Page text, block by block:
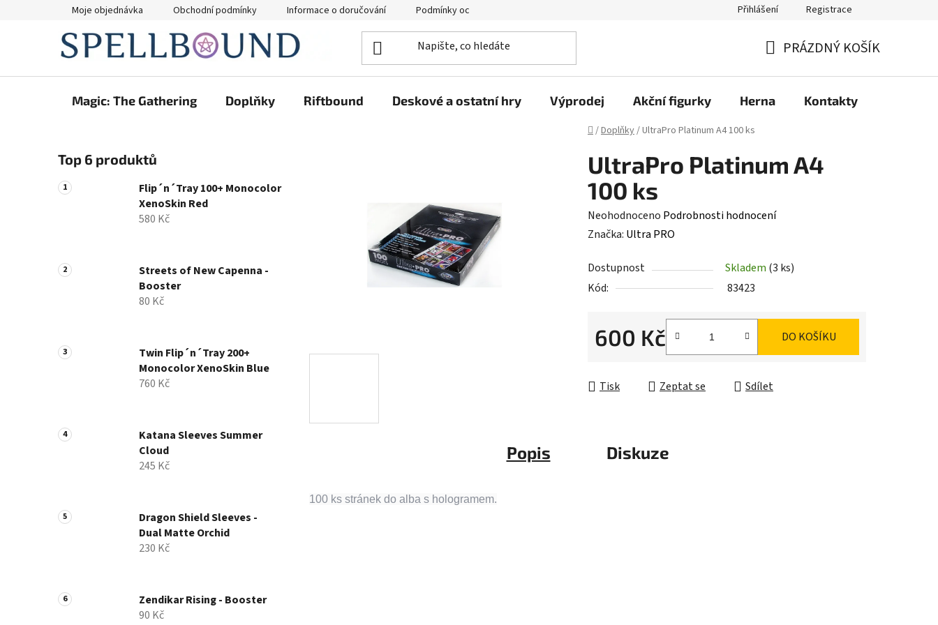
Moje objednávka Obchodní podmínky Informace o doručování Podmínky ochrany osobních údajů Přihlášení Registrace
KOŠÍK
PRÁZDNÝ KOŠÍK
Magic: The Gathering Doplňky Riftbound Deskové a ostatní hry Výprodej Akční figurky Herna Kontakty
Domů
/Doplňky/UltraPro Platinum A4 100 ks
o
s
t
n
n
e
Top 6 produktů
Flip´n´Tray 100+ Monocolor
XenoSkin Red
580 Kč
Streets of New Capenna -
Booster
80 Kč
Twin Flip´n´Tray 200+
Monocolor XenoSkin Blue
760 Kč
Katana Sleeves Summer
Cloud
245 Kč
Dragon Shield Sleeves -
Dual Matte Orchid
230 Kč
Zendikar Rising - Booster
90 Kč
UltraPro Platinum A4
100 ks
Průměrné
hodnocení
je
0,0
hvězdiček.
Neohodnoceno Podrobnosti hodnocení
Značka: Ultra PRO
Dostupnost Skladem (3 ks)
Kód:
83423
600 Kč DO KOŠÍKU
Tisk Zeptat se Sdílet
Popis Diskuze
100 ks stránek do alba s hologramem.